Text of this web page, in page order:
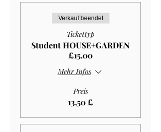
Verkauf beendet
Tickettyp
Student HOUSE+GARDEN
£15.00
Mehr Infos
Preis
13,50 £